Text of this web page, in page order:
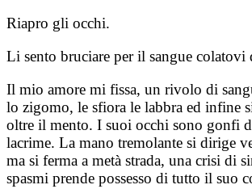
Riapro gli occhi.
Li sento bruciare per il sangue colatovi
Il mio amore mi fissa, un rivolo di
lo zigomo, le sfiora le labbra ed infine
oltre il mento. I suoi occhi sono gonfi
lacrime. La mano tremolante si dirige
ma si ferma a metà strada, una crisi di
spasmi prende possesso di tutto il suo